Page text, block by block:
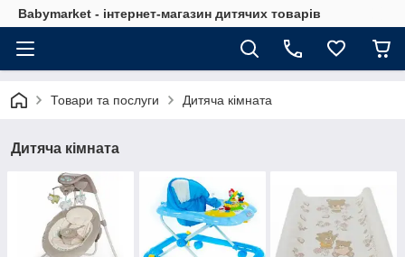
Babymarket - інтернет-магазин дитячих товарів
Товари та послуги Дитяча кімната
Дитяча кімната